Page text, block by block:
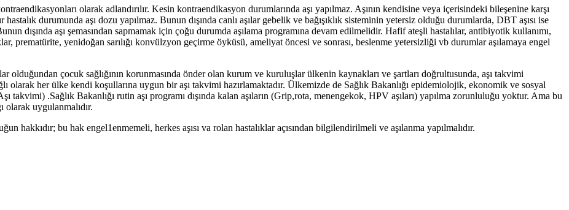
olarak adlandırılır. Kesin kontraendikasyon durumlarında aşı yapılmaz. Aşının kendisine veya içerisindeki bileşenine karşı
durumunda aşı dozu yapılmaz. Bunun dışında canlı aşılar gebelik ve bağışıklık sisteminin yetersiz olduğu durumlarda, DBT aşısı ise
dışında aşı şemasından sapmamak için çoğu durumda aşılama programına devam edilmelidir. Hafif ateşli hastalılar, antibiyotik kullanımı,
prematürite, yenidoğan sarılığı konvülzyon geçirme öyküsü, ameliyat öncesi ve sonrası, beslenme yetersizliği vb durumlar aşılamaya engel
olduğundan çocuk sağlığının korunmasında önder olan kurum ve kuruluşlar ülkenin kaynakları ve şartları doğrultusunda, aşı takvimi
olarak her ülke kendi koşullarına uygun bir aşı takvimi hazırlamaktadır. Ülkemizde de Sağlık Bakanlığı epidemiolojik, ekonomik ve sosyal
takvimi) .Sağlık Bakanlığı rutin aşı programı dışında kalan aşıların (Grip,rota, menengekok, HPV aşıları) yapılma zorunluluğu yoktur. Ama bu
olarak uygulanmalıdır.
hakkıdır; bu hak engel1enmemeli, herkes aşısı va rolan hastalıklar açısından bilgilendirilmeli ve aşılanma yapılmalıdır.